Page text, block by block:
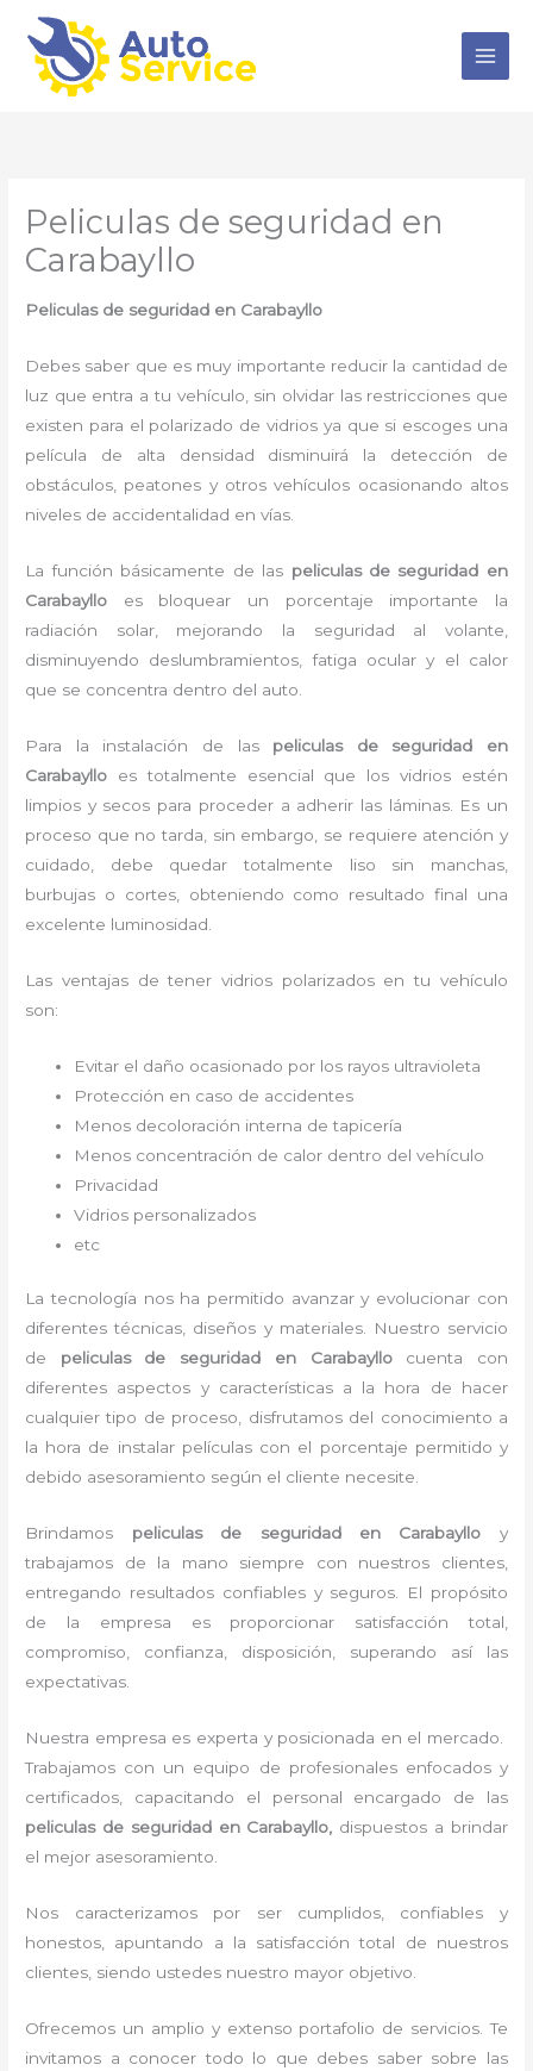
contenido
Peliculas de seguridad en
Carabayllo
Peliculas de seguridad en Carabayllo
Debes saber que es muy importante reducir la cantidad de
luz que entra a tu vehículo, sin olvidar las restricciones que
existen para el polarizado de vidrios ya que si escoges una
película de alta densidad disminuirá la detección de
obstáculos, peatones y otros vehículos ocasionando altos
niveles de accidentalidad en vías.
La función básicamente de las peliculas de seguridad en
Carabayllo es bloquear un porcentaje importante la
radiación solar, mejorando la seguridad al volante,
disminuyendo deslumbramientos, fatiga ocular y el calor
que se concentra dentro del auto.
Para la instalación de las peliculas de seguridad en
Carabayllo estotalmente
esencial que los vidrios estén
limpios y secos para proceder a adherir las láminas. Es un
proceso que no tarda, sin embargo, se requiere atención y
cuidado, debe quedar totalmente liso sin manchas,
burbujas o cortes, obteniendo como resultado final una
excelente luminosidad.
Las ventajas de tener vidrios polarizados en tu vehículo
son:
Evitar el daño ocasionado por los rayos ultravioleta
Protección en caso de accidentes
Menos decoloración interna de tapicería
Menos concentración de calor dentro del vehículo
Privacidad
Vidrios personalizados
etc
La tecnología nos ha permitido avanzar y evolucionar con
diferentes técnicas, diseños y materiales. Nuestro servicio
de peliculas de seguridad en Carabayllocuenta con
diferentes aspectos y características a la hora de hacer
cualquier tipo de proceso, disfrutamos del conocimiento a
la hora de instalar películas con el porcentaje permitido y
debido asesoramiento según el cliente necesite.
Brindamos peliculas de seguridad en Carabayllo y
trabajamos de la mano siempre con nuestros clientes,
entregando resultados confiables y seguros. El propósito
de la empresa es proporcionar satisfacción total,
compromiso, confianza, disposición, superando así las
expectativas.
Nuestra empresa es experta y posicionada en el mercado.
Trabajamos con un equipo de profesionales enfocados y
certificados, capacitando el personal encargado de las
peliculas de seguridad en Carabayllo, dispuestos a brindar
el mejor asesoramiento.
Nos caracterizamos por ser cumplidos, confiables y
honestos, apuntando a la satisfacción total de nuestros
clientes, siendo ustedes nuestro mayor objetivo.
Ofrecemos un amplio y extenso portafolio de servicios. Te
invitamos a conocer todo lo que debes saber sobre las